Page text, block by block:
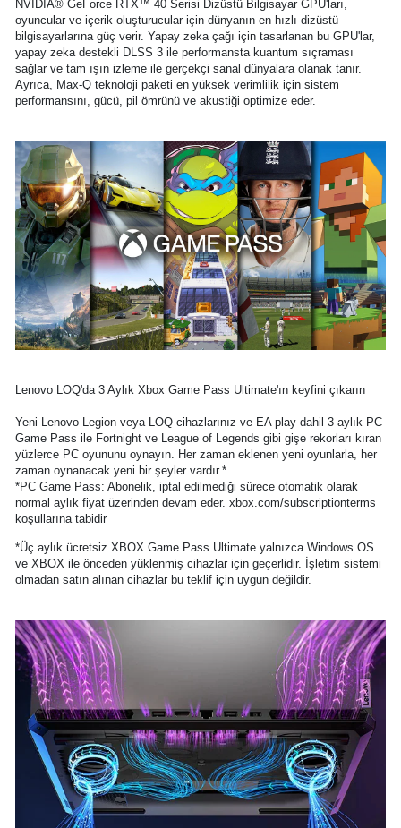
NVIDIA® GeForce RTX™ 40 Serisi Dizüstü Bilgisayar GPU'ları,
oyuncular ve içerik oluşturucular için dünyanın en hızlı dizüstü
bilgisayarlarına güç verir. Yapay zeka çağı için tasarlanan bu GPU'lar,
yapay zeka destekli DLSS 3 ile performansta kuantum sıçraması
sağlar ve tam ışın izleme ile gerçekçi sanal dünyalara olanak tanır.
Ayrıca, Max-Q teknoloji paketi en yüksek verimlilik için sistem
performansını, gücü, pil ömrünü ve akustiği optimize eder.
Lenovo LOQ'da 3 Aylık Xbox Game Pass Ultimate'ın keyfini çıkarın
Yeni Lenovo Legion veya LOQ cihazlarınız ve EA play dahil 3 aylık PC
Game Pass ile Fortnight ve League of Legends gibi gişe rekorları kıran
yüzlerce PC oyununu oynayın. Her zaman eklenen yeni oyunlarla, her
zaman oynanacak yeni bir şeyler vardır.*
*PC Game Pass: Abonelik, iptal edilmediği sürece otomatik olarak
normal aylık fiyat üzerinden devam eder. xbox.com/subscriptionterms
koşullarına tabidir
*Üç aylık ücretsiz XBOX Game Pass Ultimate yalnızca Windows OS
ve XBOX ile önceden yüklenmiş cihazlar için geçerlidir. İşletim sistemi
olmadan satın alınan cihazlar bu teklif için uygun değildir.